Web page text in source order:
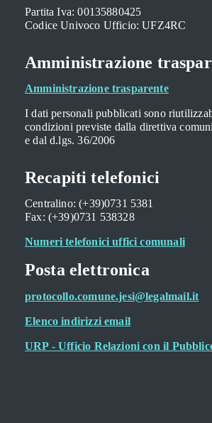
Partita Iva: 00135880425
Codice Univoco Ufficio: UFZ4RC
Amministrazione
Amministrazione trasparente
I dati personali pubblicati sono
condizioni previste dalla direttiva
e dal d.lgs. 36/2006
Recapiti telefonici
Centralino: (+39)0731 5381
Fax: (+39)0731 538328
Numeri telefonici uffici comunali
Posta elettronica
protocollo.comune.jesi@legalmail.it
Elenco indirizzi email
URP - Ufficio Relazioni con il